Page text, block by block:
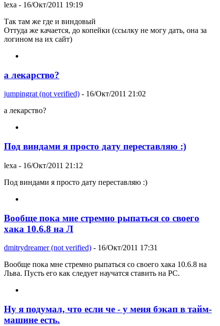
lexa - 16/Окт/2011 19:19
Так там же где и виндовый
Оттуда же качается, до копейки (ссылку не могу дать, она за
логином на их сайт)
а лекарство?
jumpingrat (not verified) - 16/Окт/2011 21:02
а лекарство?
Под виндами я просто дату переставляю :)
lexa - 16/Окт/2011 21:12
Под виндами я просто дату переставляю :)
Вообще пока мне стремно рыпаться со своего
хака 10.6.8 на Л
dmitrydreamer (not verified) - 16/Окт/2011 17:31
Вообще пока мне стремно рыпаться со своего хака 10.6.8 на
Льва. Пусть его как следует научатся ставить на PC.
Ну я подумал, что если че - у меня бэкап в тайм-
машине есть.